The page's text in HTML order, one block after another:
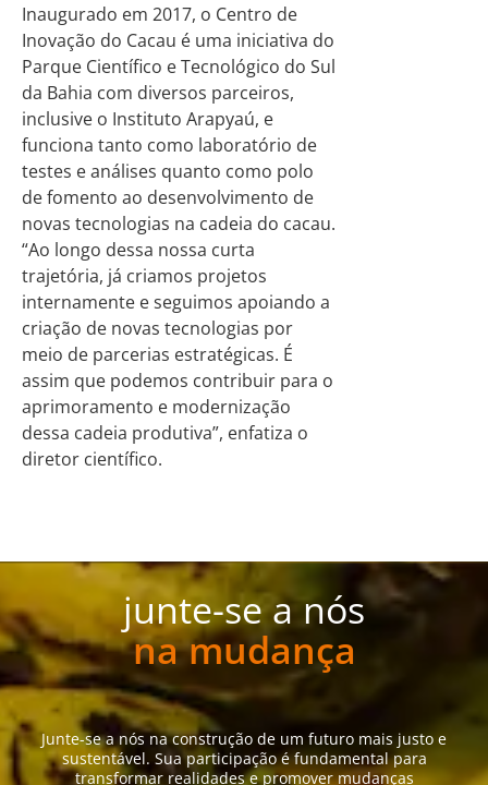
Inaugurado em 2017, o Centro de
Inovação do Cacau é uma iniciativa do
Parque Científico e Tecnológico do Sul
da Bahia com diversos parceiros,
inclusive o Instituto Arapyaú, e
funciona tanto como laboratório de
testes e análises quanto como polo
de fomento ao desenvolvimento de
novas tecnologias na cadeia do cacau.
“Ao longo dessa nossa curta
trajetória, já criamos projetos
internamente e seguimos apoiando a
criação de novas tecnologias por
meio de parcerias estratégicas. É
assim que podemos contribuir para o
aprimoramento e modernização
dessa cadeia produtiva”, enfatiza o
diretor científico.
junte-se a nós
na mudança
Junte-se a nós na construção de um futuro mais justo e
sustentável. Sua participação é fundamental para
transformar realidades e promover mudanças